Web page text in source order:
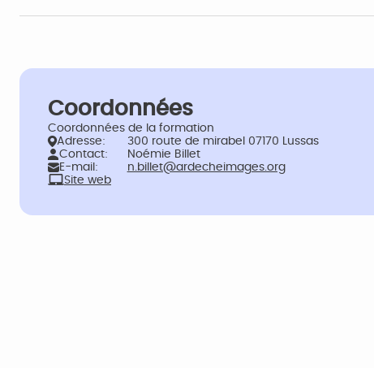
Coordonnées
Coordonnées de la formation
Adresse:
300 route de mirabel 07170 Lussas
Contact:
Noémie Billet
E-mail:
n.billet@ardecheimages.org
Site web